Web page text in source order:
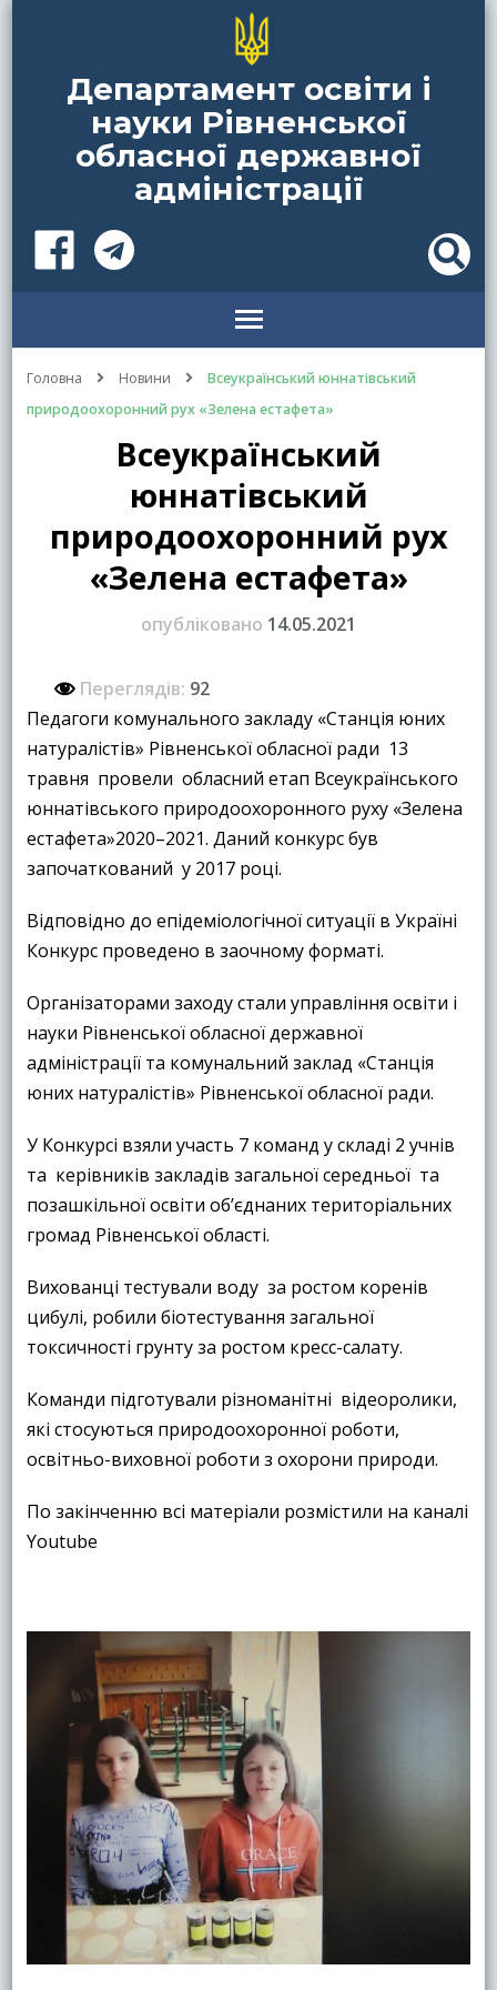
Департамент освіти і
науки Рівненської
обласної державної
адміністрації
Головна Новини
Всеукраїнський юннатівський
природоохоронний рух «Зелена естафета»
Всеукраїнський
юннатівський
природоохоронний рух
«Зелена естафета»
опубліковано 14.05.2021
Переглядів: 92
Педагоги комунального закладу «Станція юних
натуралістів» Рівненської обласної ради 13
травня провели обласний етап Всеукраїнського
юннатівського природоохоронного руху «Зелена
естафета»2020–2021. Даний конкурс був
започаткований у 2017 році.
Відповідно до епідеміологічної ситуації в Україні
Конкурс проведено в заочному форматі.
Організаторами заходу стали управління освіти і
науки Рівненської обласної державної
адміністрації та комунальний заклад «Станція
юних натуралістів» Рівненської обласної ради.
У Конкурсі взяли участь 7 команд у складі 2 учнів
та керівників закладів загальної середньої та
позашкільної освіти об’єднаних територіальних
громад Рівненської області.
Вихованці тестували воду за ростом коренів
цибулі, робили біотестування загальної
токсичності грунту за ростом кресс-салату.
Команди підготували різноманітні відеоролики,
які стосуються природоохоронної роботи,
освітньо-виховної роботи з охорони природи.
По закінченню всі матеріали розмістили на каналі
Youtube